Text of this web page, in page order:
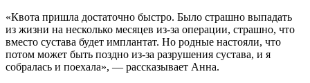
«Квота пришла достаточно быстро. Было страшно выпадать
из жизни на несколько месяцев из-за операции, страшно, что
вместо сустава будет имплантат. Но родные настояли, что
потом может быть поздно из-за разрушения сустава, и я
собралась и поехала», — рассказывает Анна.